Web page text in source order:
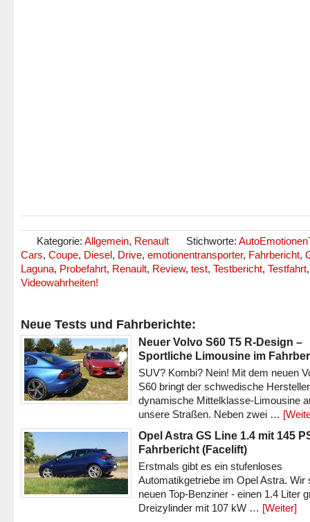
Kategorie: Allgemein, Renault Stichworte:
Cars, Coupe, Diesel, Drive, emotionentransporter, Fahrbericht,
Laguna, Probefahrt, Renault, Review, test, Testbericht, Testfahrt,
Videowahrheiten!
Neue Tests und Fahrberichte:
Neuer Volvo S60 T5 R-Design –
Sportliche Limousine im
SUV? Kombi? Nein! Mit dem neuen
S60 bringt der schwedische
dynamische Mittelklasse-Limousine
unsere Straßen. Neben zwei …
Opel Astra GS Line 1.4 mit 145
Fahrbericht (Facelift)
Erstmals gibt es ein stufenloses
Automatikgetriebe im Opel Astra. Wir
neuen Top-Benziner - einen 1.4 Liter
Dreizylinder mit 107 kW … [Weiter]